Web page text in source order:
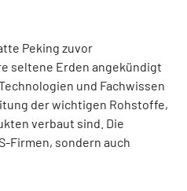
Peking zuvor
seltene Erden angekündigt
und Fachwissen
der wichtigen Rohstoffe,
verbaut sind. Die
Firmen, sondern auch